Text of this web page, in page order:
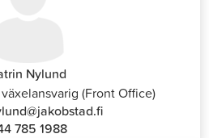
Nylund
(Front Office)
785 1988